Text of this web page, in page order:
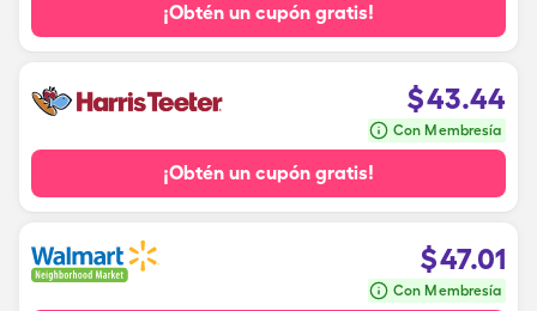
¡Obtén un cupón gratis!
$43.44
Con Membresía
¡Obtén un cupón gratis!
$47.01
Con Membresía